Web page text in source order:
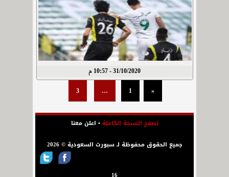
31/10/2020 - 10:57 م
«
1
…
3
تصفح النسخة الكاملة• اعلن معنا
جميع الحقوق محفوظة لـ سبورت السعودية © 2026